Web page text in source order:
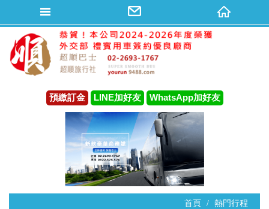
預繳訂金 LINE加好友 WhatsApp加好友
首頁 熱門行程